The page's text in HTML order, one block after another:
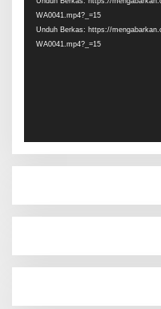
WA0041.mp4?_=15
Unduh Berkas: https://
WA0041.mp4?_=15